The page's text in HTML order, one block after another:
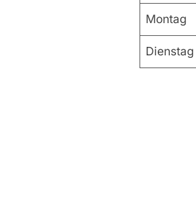
Montag
Dienstag